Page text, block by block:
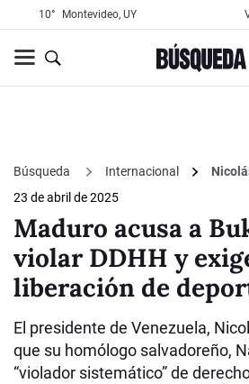
10° Montevideo, UY
Búsqueda Internacional
23 de abril de 2025
Maduro acusa a
violar DDHH y
liberación de
El presidente de Venezuela,
que su homólogo salvadoreño,
“violador sistemático” de